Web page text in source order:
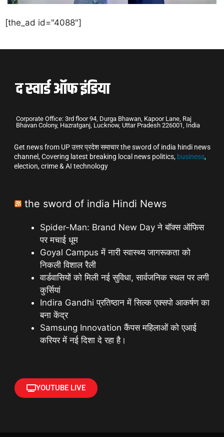
[the_ad id="4088"]
Corporate Office: 3rd floor 94, Durga Bhawan, Kapoor Lane, Raj
Bhavan Colony, Hazratganj, Lucknow, Uttar Pradesh 226001, India
Get news from UP उत्तर प्रदेश समाचार the sword of india hindi news
channel, Covering latest breaking local news politics, business,
election, crime & AI technology
the sword of india Hindi News
Spider-Man: Brand New Day ने बॉक्स ऑफिस
पर मचाई धूम
Goyal Campus में नारी स्वास्थ्य जागरूकता को
निकली विशाल रैली
वार्डवासियों को मिली नई सुविधा, सार्वजनिक स्थल पर लगी
कुर्सियां
Indira Gandhi प्रतिष्ठान में सिल्क एक्सपो आकर्षण का
बना केंद्र
Samsung Innovation कैंपस महिलाओं को एआई
करियर में नई दिशा दे रहा है।
YOUTUBE LIVE